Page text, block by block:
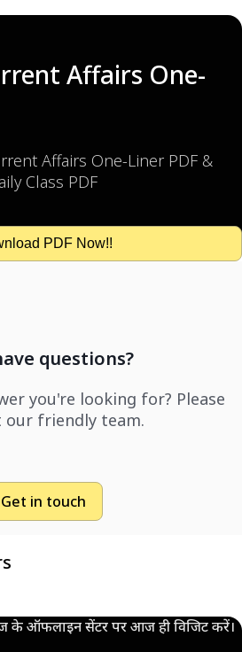
Affairs One-
Affairs One-Liner PDF &
Class PDF
PDF Now!!
questions?
you're looking for? Please
our friendly team.
Get in touch
के ऑफलाइन सेंटर पर आज ही विजिट करें।